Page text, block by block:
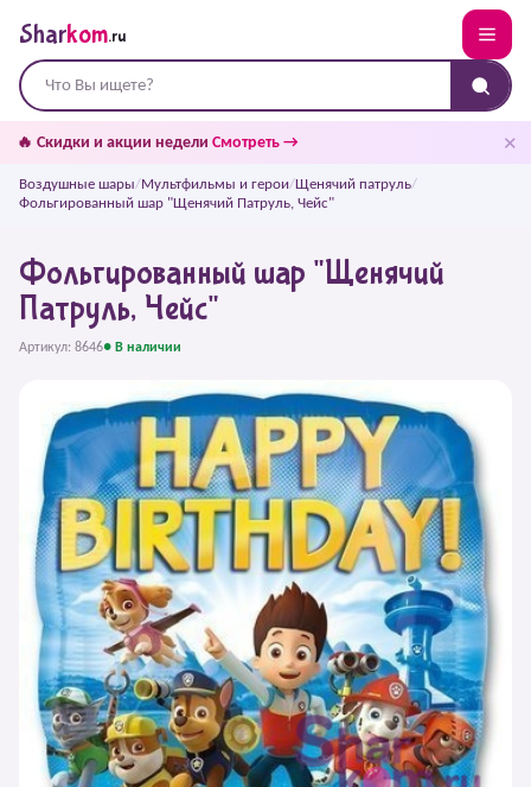
Sharkom.ru
🔥 Скидки и акции недели Смотреть → ✕
Воздушные шары/Мультфильмы и герои/Щенячий патруль/
Фольгированный шар "Щенячий Патруль, Чейс"
Фольгированный шар "Щенячий
Патруль, Чейс"
Артикул: 8646● В наличии